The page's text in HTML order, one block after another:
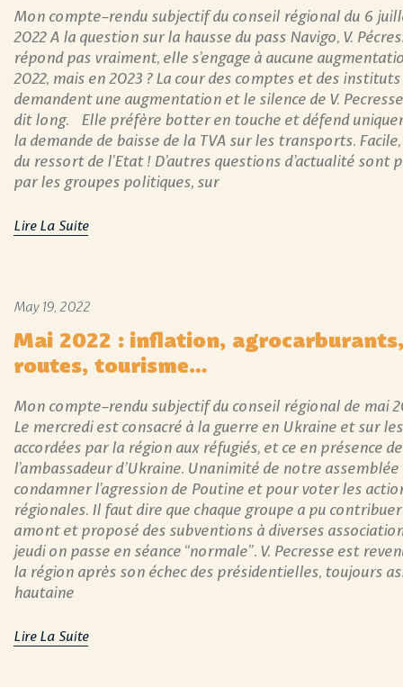
Mon compte-rendu subjectif du conseil régional du 6
2022 A la question sur la hausse du pass Navigo, V.
répond pas vraiment, elle s’engage à aucune
2022, mais en 2023 ? La cour des comptes et des instituts
demandent une augmentation et le silence de V.
dit long. Elle préfère botter en touche et défend
la demande de baisse de la TVA sur les transports. Facile,
du ressort de l’Etat ! D’autres questions d’actualité sont
par les groupes politiques, sur
Lire La Suite
May 19, 2022
Mai 2022 : inflation, agrocarburants,
routes, tourisme…
Mon compte-rendu subjectif du conseil régional de mai
Le mercredi est consacré à la guerre en Ukraine et sur
accordées par la région aux réfugiés, et ce en présence de
l’ambassadeur d’Ukraine. Unanimité de notre
condamner l’agression de Poutine et pour voter les
régionales. Il faut dire que chaque groupe a pu
amont et proposé des subventions à diverses
jeudi on passe en séance “normale”. V. Pecresse est
la région après son échec des présidentielles, toujours
hautaine
Lire La Suite